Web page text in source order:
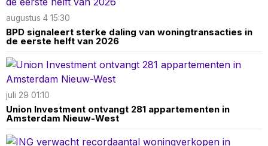
augustus 4 15:30
BPD signaleert sterke daling van woningtransacties in
de eerste helft van 2026
juli 29 01:10
Union Investment ontvangt 281 appartementen in
Amsterdam Nieuw-West